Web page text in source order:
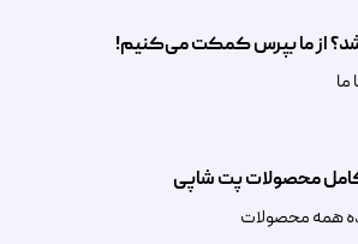
محصولات پت شاپی
همه محصولات
از ما بپرس کمکت می‌کنیم!
ما